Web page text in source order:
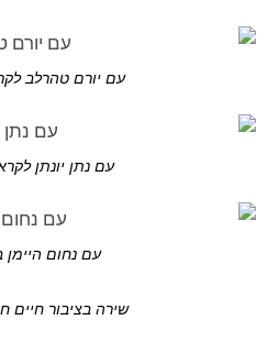
עם יורם טהרלב
עם נתן יונתן
עם נחום היימן
שירה בציבור חיים